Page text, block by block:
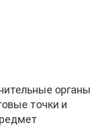
органы
точки и